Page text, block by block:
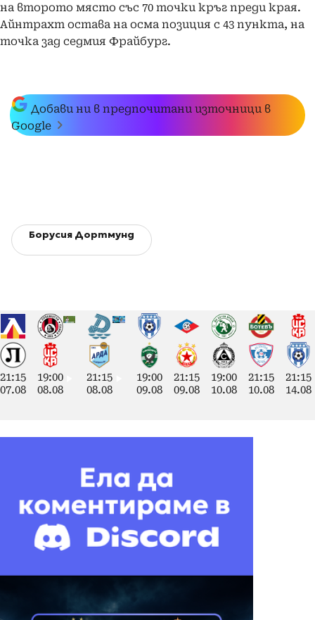
на второто място със 70 точки кръг преди края.
Айнтрахт остава на осма позиция с 43 пункта, на
точка зад седмия Фрайбург.
Добави ни в предпочитани източници в
Google
Борусия Дортмунд
21:15
07.08
19:00
08.08
21:15
08.08
19:00
09.08
21:15
09.08
19:00
10.08
21:15
10.08
21:15
14.08